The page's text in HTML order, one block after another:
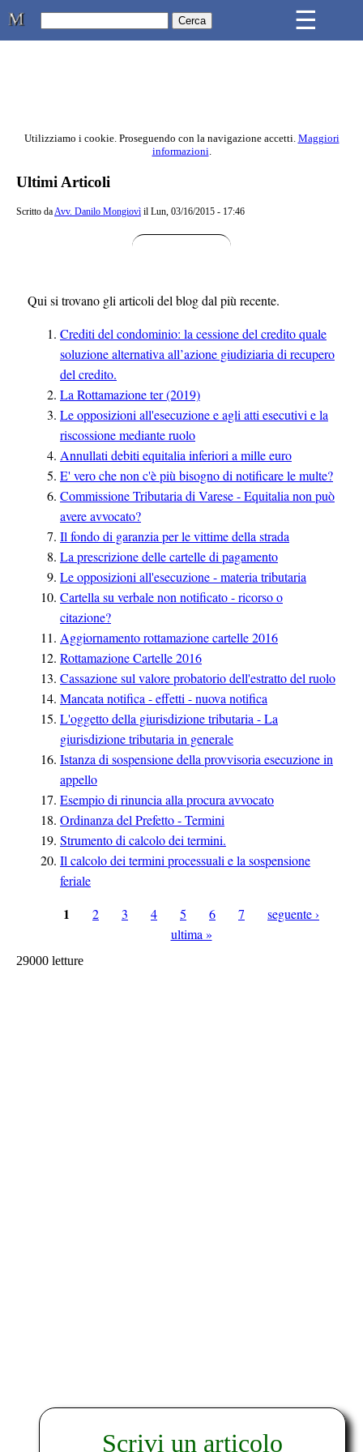
Studio Legale Mongiovì ☰
Contenuto principale della pagina
Utilizziamo i cookie. Proseguendo con la navigazione accetti. Maggiori
informazioni.
Ultimi Articoli
Scritto daAvv. Danilo Mongiovì il Lun, 03/16/2015 - 17:46
Qui si trovano gli articoli del blog dal più recente.
Crediti del condominio: la cessione del credito quale
soluzione alternativa all’azione giudiziaria di recupero
del credito.
La Rottamazione ter (2019)
Le opposizioni all'esecuzione e agli atti esecutivi e la
riscossione mediante ruolo
Annullati debiti equitalia inferiori a mille euro
E' vero che non c'è più bisogno di notificare le multe?
Commissione Tributaria di Varese - Equitalia non può
avere avvocato?
Il fondo di garanzia per le vittime della strada
La prescrizione delle cartelle di pagamento
Le opposizioni all'esecuzione - materia tributaria
Cartella su verbale non notificato - ricorso o
citazione?
Aggiornamento rottamazione cartelle 2016
Rottamazione Cartelle 2016
Cassazione sul valore probatorio dell'estratto del ruolo
Mancata notifica - effetti - nuova notifica
L'oggetto della giurisdizione tributaria - La
giurisdizione tributaria in generale
Istanza di sospensione della provvisoria esecuzione in
appello
Esempio di rinuncia alla procura avvocato
Ordinanza del Prefetto - Termini
Strumento di calcolo dei termini.
Il calcolo dei termini processuali e la sospensione
feriale
1 2 3 4 5 6 7
seguente ›
ultima »
29000 letture
Scrivi un articolo